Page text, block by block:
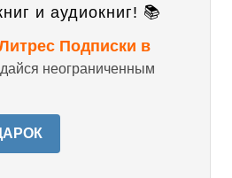
и аудиокниг! 📚
Подписки в
неограниченным